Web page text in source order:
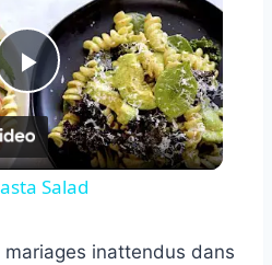
Play
Video
Salad
mariages inattendus dans